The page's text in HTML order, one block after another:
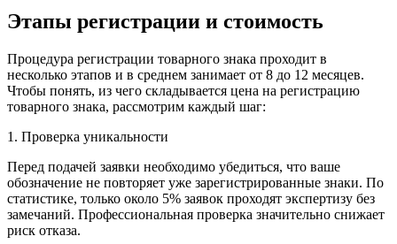
Этапы регистрации и стоимость
Процедура регистрации товарного знака проходит в
несколько этапов и в среднем занимает от 8 до 12 месяцев.
Чтобы понять, из чего складывается цена на регистрацию
товарного знака, рассмотрим каждый шаг:
1. Проверка уникальности
Перед подачей заявки необходимо убедиться, что ваше
обозначение не повторяет уже зарегистрированные знаки. По
статистике, только около 5% заявок проходят экспертизу без
замечаний. Профессиональная проверка значительно снижает
риск отказа.